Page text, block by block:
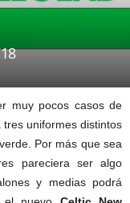
muy pocos casos de
uniformes distintos
Por más que sea
pareciera ser algo
y medias podrá